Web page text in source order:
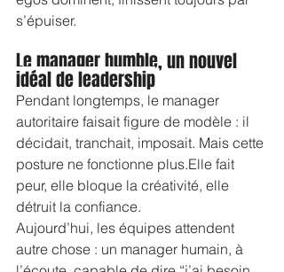
s’épuiser.
Le manager humble, un nouvel
idéal de leadership
Pendant longtemps, le manager
autoritaire faisait figure de modèle : il
décidait, tranchait, imposait. Mais cette
posture ne fonctionne plus.Elle fait
peur, elle bloque la créativité, elle
détruit la confiance.
Aujourd’hui, les équipes attendent
autre chose : un manager humain, à